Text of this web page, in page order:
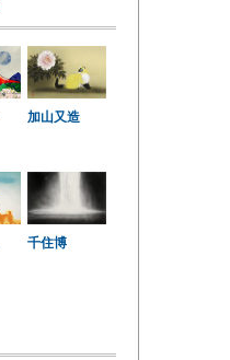
加山又造
千住博